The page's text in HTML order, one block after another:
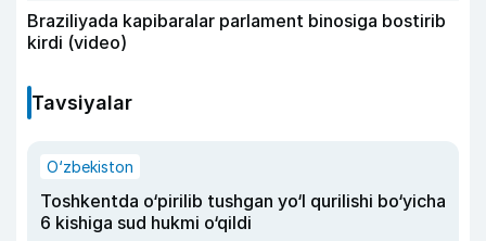
Braziliyada kapibaralar parlament binosiga bostirib
kirdi (video)
Tavsiyalar
O‘zbekiston
Toshkentda o‘pirilib tushgan yo‘l qurilishi bo‘yicha
6 kishiga sud hukmi o‘qildi